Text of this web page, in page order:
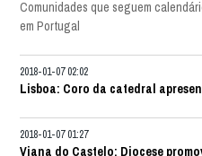
Comunidades que seguem
em Portugal
2018-01-07 02:02
Lisboa: Coro da catedral
2018-01-07 01:27
Viana do Castelo: Diocese